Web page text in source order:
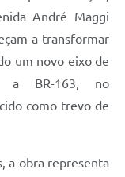
André Maggi
a transformar
um novo eixo de
a BR-163, no
como trevo de
a obra representa